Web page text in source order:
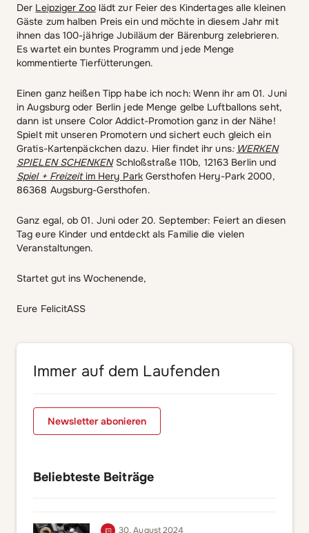
Der Leipziger Zoolädt zur Feier des Kindertages alle kleinen
Gäste zum halben Preis ein und möchte in diesem Jahr mit
ihnen das 100-jährige Jubiläum der Bärenburg zelebrieren.
Es wartet ein buntes Programm und jede Menge
kommentierte Tierfütterungen.
Einen ganz heißen Tipp habe ich noch: Wenn ihr am 01. Juni
in Augsburg oder Berlin jede Menge gelbe Luftballons seht,
dann ist unsere Color Addict-Promotion ganz in der Nähe!
Spielt mit unseren Promotern und sichert euch gleich ein
Gratis-Kartenpäckchen dazu. Hier findet ihr uns: WERKEN
SPIELEN SCHENKENSchloßstraße 110b, 12163 Berlin und
Spiel + Freizeitim Hery ParkGersthofen Hery-Park 2000,
86368 Augsburg-Gersthofen.
Ganz egal, ob 01. Juni oder 20. September: Feiert an diesen
Tag eure Kinder und entdeckt als Familie die vielen
Veranstaltungen.
Startet gut ins Wochenende,
Eure FelicitASS
Immer auf dem Laufenden
Newsletter abonieren
Beliebteste Beiträge
30. August 2024